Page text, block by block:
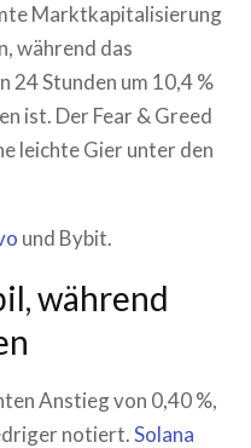
Marktkapitalisierung
während das
24 Stunden um 10,4 %
ist. Der Fear & Greed
leichte Gier unter den
und Bybit.
während
Anstieg von 0,40 %,
notiert.Solana